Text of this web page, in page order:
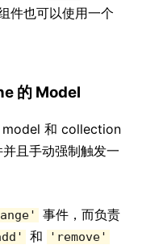
件也可以使用一个
的 Model
model 和 collection
且手动强制触发一
事件，而负责
和 'remove'